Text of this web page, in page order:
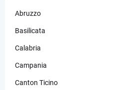
Abruzzo
Basilicata
Calabria
Campania
Canton Ticino